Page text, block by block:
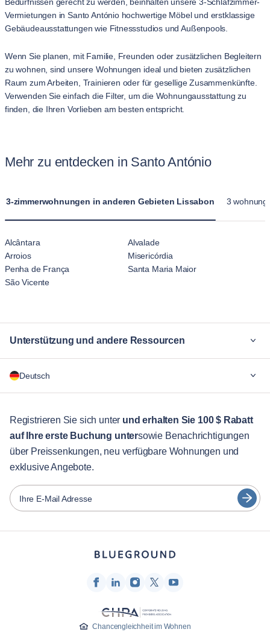
Vermietungen in Santo António hochwertige Möbel und erstklassige
Gebäudeausstattungen wie Fitnessstudios und Außenpools.
Wenn Sie planen, mit Familie, Freunden oder zusätzlichen Begleitern
zu wohnen, sind unsere Wohnungen ideal und bieten zusätzlichen
Raum zum Arbeiten, Trainieren oder für gesellige Zusammenkünfte.
Verwenden Sie einfach die Filter, um die Wohnungausstattung zu
finden, die Ihren Vorlieben am besten entspricht.
Mehr zu entdecken in Santo António
3-zimmerwohnungen in anderen Gebieten Lissabon 3
Alcântara
Alvalade
Arroios
Misericórdia
Penha de França
Santa Maria Maior
São Vicente
Unterstützung und andere Ressourcen
Für Unternehmen
Gästebetreuung
Stadt-Guide
Partner
Vermieter von Möbeln
Vermieter
Franchise-Partner
Deutsch
English
Português
Español
Français
Türkçe
Registrieren Sie sich unter und erhalten Sie 100 $ Rabatt
auf Ihre erste Buchung untersowie Benachrichtigungen
über Preissenkungen, neu verfügbare Wohnungen und
exklusive Angebote.
Ihre E-Mail Adresse
Chancengleichheit im Wohnen